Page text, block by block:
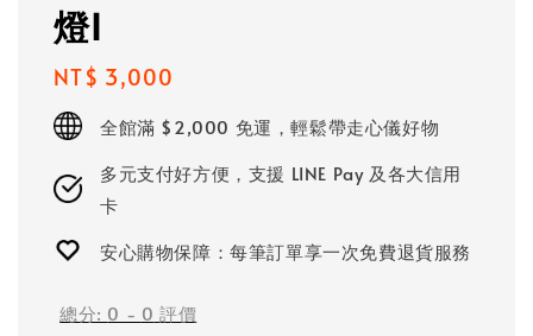
燈I
Regular
price
NT$ 3,000
全館滿 $2,000 免運，輕鬆帶走心儀好物
多元支付好方便，支援 LINE Pay 及各大信用
卡
安心購物保障：每筆訂單享一次免費退貨服務
總分: 0 - 0 評價